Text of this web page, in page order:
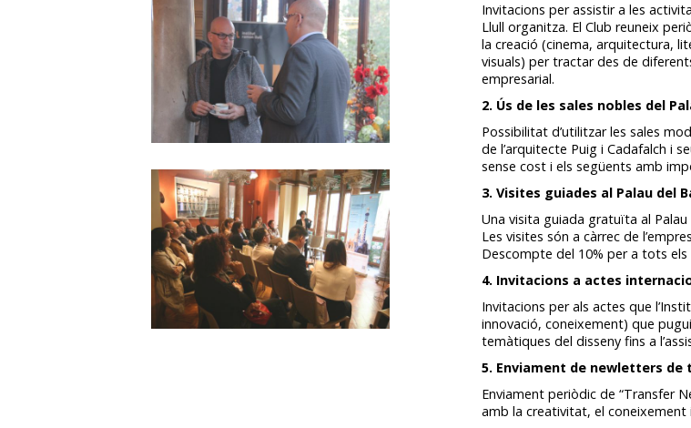
Invitacions per assistir a les
Llull organitza. El Club reuneix
la creació (cinema, arquitectura,
visuals) per tractar des de
empresarial.
2. Ús de les sales nobles del
Possibilitat d’utilitzar les sales
de l’arquitecte Puig i Cadafalch i
sense cost i els següents amb
3. Visites guiades al Palau del
Una visita guiada gratuïta al
Les visites són a càrrec de
Descompte del 10% per a tots els
4. Invitacions a actes
Invitacions per als actes que
innovació, coneixement) que
temàtiques del disseny fins a
5. Enviament de newletters de
Enviament periòdic de “Transfer
amb la creativitat, el coneixement i